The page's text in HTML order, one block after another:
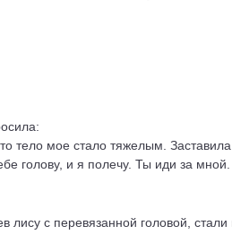
мое стало тяжелым.
голову, и я полечу. Ты иди за
с перевязанной головой, стали